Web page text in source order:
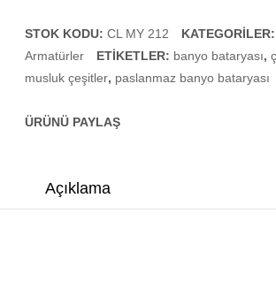
STOK KODU: CL MY 212 KATEGORILER:
Armatürler
ETIKETLER: banyo bataryası,
musluk çeşitler, paslanmaz banyo bataryası
ÜRÜNÜ PAYLAŞ
Açıklama